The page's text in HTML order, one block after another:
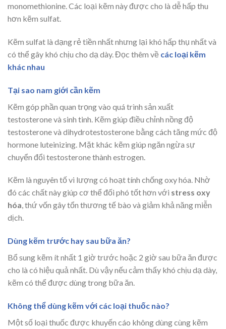
monomethionine. Các loại kẽm này được cho là dễ hấp thu
hơn kẽm sulfat.
Kẽm sulfat là dạng rẻ tiền nhất nhưng lại khó hấp thụ nhất và
có thể gây khó chịu cho dạ dày. Đọc thêm về các loại kẽm
khác nhau
Tại sao nam giới cần kẽm
Kẽm góp phần quan trọng vào quá trình sản xuất
testosterone và sinh tinh. Kẽm giúp điều chỉnh nồng độ
testosterone và dihydrotestosterone bằng cách tăng mức độ
hormone luteinizing. Mặt khác kẽm giúp ngăn ngừa sự
chuyển đổi testosterone thành estrogen.
Kẽm là nguyên tố vi lượng có hoạt tính chống oxy hóa. Nhờ
đó các chất này giúp cơ thể đối phó tốt hơn với stress oxy
hóa, thứ vốn gây tổn thương tế bào và giảm khả năng miễn
dịch.
Dùng kẽm trước hay sau bữa ăn?
Bổ sung kẽm ít nhất 1 giờ trước hoặc 2 giờ sau bữa ăn được
cho là có hiệu quả nhất. Dù vậy nếu cảm thấy khó chịu dạ dày,
kẽm có thể được dùng trong bữa ăn.
Không thể dùng kẽm với các loại thuốc nào?
Một số loại thuốc được khuyến cáo không dùng cùng kẽm